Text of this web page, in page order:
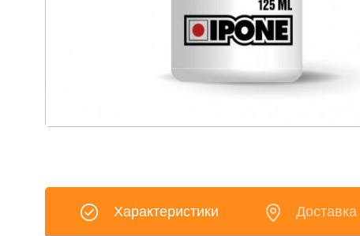
Характеристики Доставка